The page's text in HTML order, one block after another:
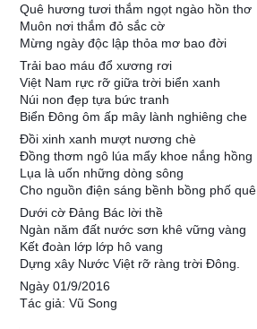
Quê hương tươi thắm ngọt ngào hồn thơ
Muôn nơi thắm đỏ sắc cờ
Mừng ngày độc lập thỏa mơ bao đời
Trải bao máu đổ xương rơi
Việt Nam rực rỡ giữa trời biển xanh
Núi non đẹp tựa bức tranh
Biển Đông ôm ấp mây lành nghiêng che
Đồi xinh xanh mượt nương chè
Đồng thơm ngô lúa mẩy khoe nắng hồng
Lụa là uốn những dòng sông
Cho nguồn điện sáng bềnh bồng phố quê
Dưới cờ Đảng Bác lời thề
Ngàn năm đất nước sơn khê vững vàng
Kết đoàn lớp lớp hô vang
Dựng xây Nước Việt rỡ ràng trời Đông.
Ngày 01/9/2016
Tác giả: Vũ Song